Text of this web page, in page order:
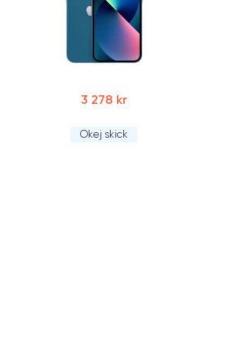
3 278 kr
Okej skick